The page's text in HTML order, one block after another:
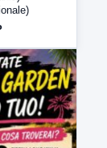
(Diretta)
(replica)